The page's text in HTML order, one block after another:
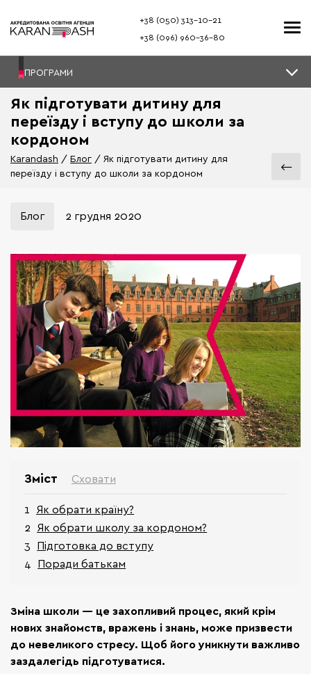
+38 (050) 313–10-21
+38 (096) 960–36-80
ПРОГРАМИ
Як підготувати дитину для
переїзду і вступу до школи за
кордоном
Karandash Блог
Як підготувати дитину для
переїзду і вступу до школи за кордоном
Блог 2 грудня 2020
Зміст Сховати
Як обрати країну?
Як обрати школу за кордоном?
Підготовка до вступу
Поради батькам
Зміна школи — це захопливий процес, який крім
нових знайомств, вражень і знань, може призвести
до невеликого стресу. Щоб його уникнути важливо
заздалегідь підготуватися.